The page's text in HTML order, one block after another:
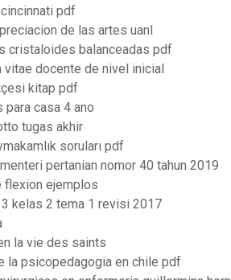
pdf
de las artes uanl
cristaloides balanceadas pdf
vitae docente de nivel inicial
kitap pdf
para casa 4 ano
tugas akhir
soruları pdf
pertanian nomor 40 tahun 2019
flexion ejemplos
kelas 2 tema 1 revisi 2017
la vie des saints
la psicopedagogia en chile pdf